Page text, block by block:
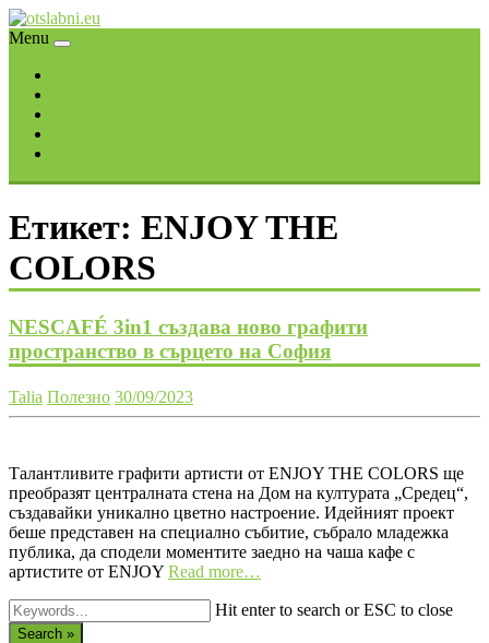
Skip
to
Menu
Етикет: ENJOY THE
COLORS
NESCAFÉ 3in1 създава ново графити
пространство в сърцето на София
Talia Полезно 30/09/2023
Талантливите графити артисти от ENJOY THE COLORS ще
преобразят централната стена на Дом на културата „Средец“,
създавайки уникално цветно настроение. Идейният проект
беше представен на специално събитие, събрало младежка
публика, да сподели моментите заедно на чаша кафе с
артистите от ENJOY Read more…
Hit enter to search or ESC to close
Search »